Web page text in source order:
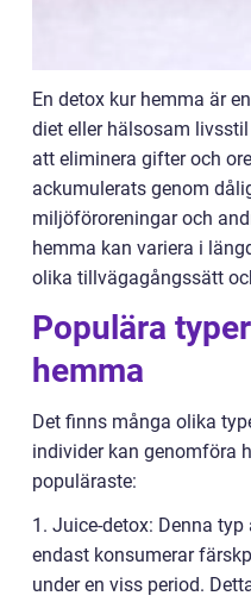
En detox kur hemma är
diet eller hälsosam
att eliminera gifter och
ackumulerats genom
miljöföroreningar och
hemma kan variera i
olika tillvägagångssätt
Populära
hemma
Det finns många olika
individer kan genomföra
populäraste:
1. Juice-detox: Denna
endast konsumerar
under en viss period.